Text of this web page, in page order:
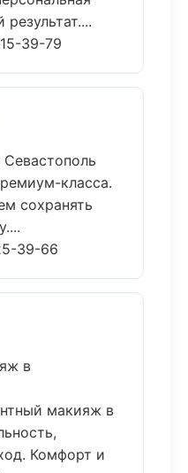
39-79
класса.
сохранять
39-66
в
макияж в
Комфорт и